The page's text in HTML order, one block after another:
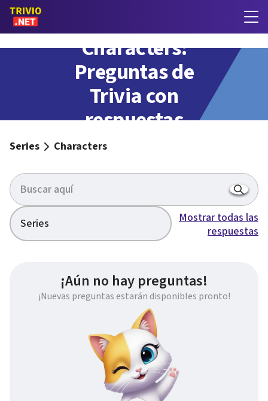
Characters:
Preguntas de
Trivia con
respuestas
Series Characters
Series
Mostrar todas las
respuestas
¡Aún no hay preguntas!
¡Nuevas preguntas estarán disponibles pronto!